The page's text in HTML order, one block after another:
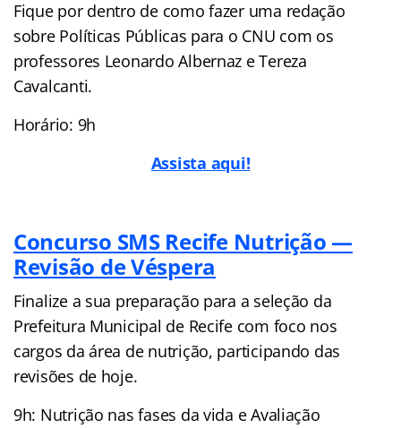
Fique por dentro de como fazer uma redação
sobre Políticas Públicas para o CNU com os
professores Leonardo Albernaz e Tereza
Cavalcanti.
Horário: 9h
Assista aqui!
Concurso SMS Recife Nutrição —
Revisão de Véspera
Finalize a sua preparação para a seleção da
Prefeitura Municipal de Recife com foco nos
cargos da área de nutrição, participando das
revisões de hoje.
9h: Nutrição nas fases da vida e Avaliação